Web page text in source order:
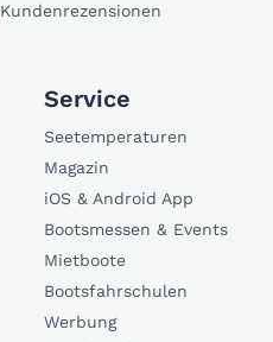
Kundenrezensionen
Service
Seetemperaturen
Magazin
iOS & Android App
Bootsmessen & Events
Mietboote
Bootsfahrschulen
Werbung